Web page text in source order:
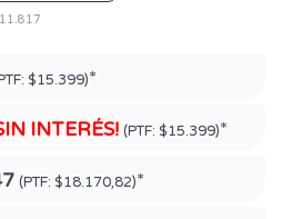
$15.399)*
INTERÉS! (PTF: $15.399)*
(PTF: $18.170,82)*